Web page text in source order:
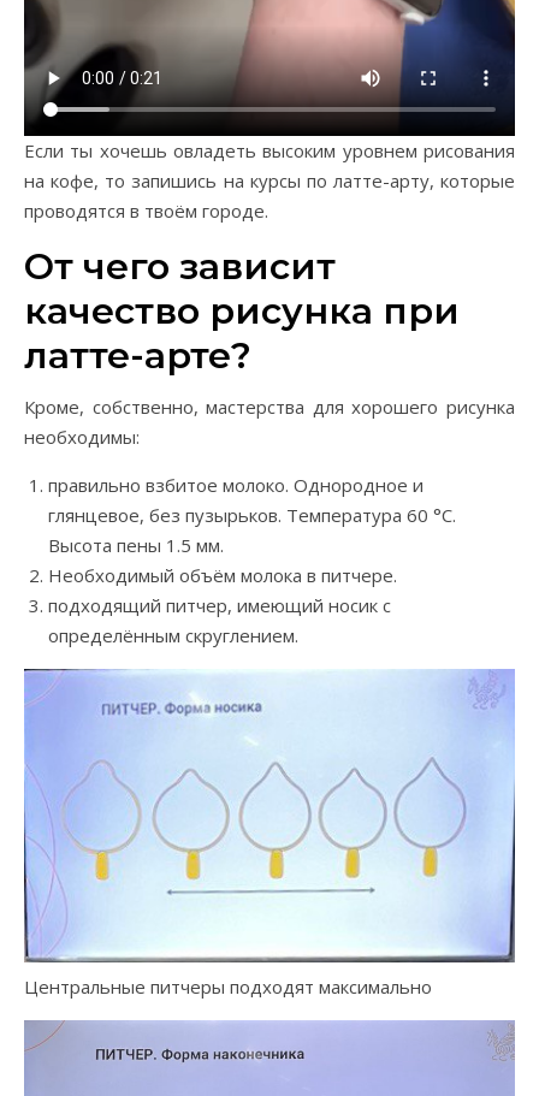
Если ты хочешь овладеть высоким уровнем рисования
на кофе, то запишись на курсы по латте-арту, которые
проводятся в твоём городе.
От чего зависит
качество рисунка при
латте-арте?
Кроме, собственно, мастерства для хорошего рисунка
необходимы:
правильно взбитое молоко. Однородное и
глянцевое, без пузырьков. Температура 60 °C.
Высота пены 1.5 мм.
Необходимый объём молока в питчере.
подходящий питчер, имеющий носик с
определённым скруглением.
Центральные питчеры подходят максимально